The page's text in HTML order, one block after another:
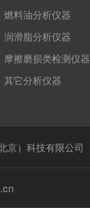
燃料油分析仪器
润滑脂分析仪器
摩擦磨损类检测仪器
其它分析仪器
京）科技有限公司